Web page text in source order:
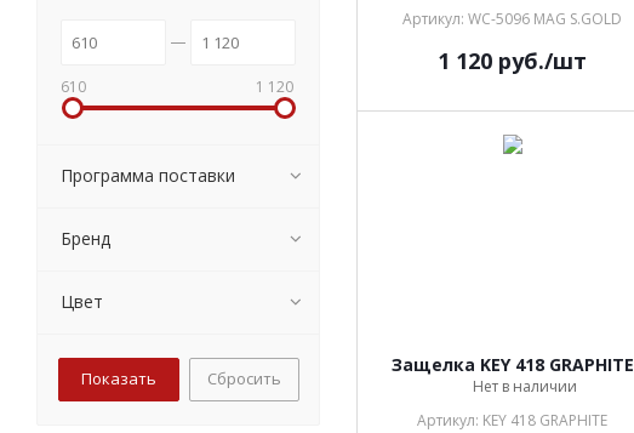
Артикул: WC-5096 MAG S.GOLD
1 120 руб./шт
Защелка KEY 418 GRAPHITE
Нет в наличии
Артикул: KEY 418 GRAPHITE
610 1 120
Программа поставки
Бренд
Цвет
Сбросить